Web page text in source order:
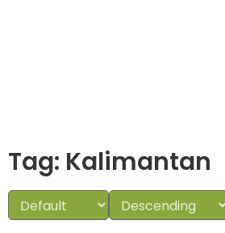
Tag: Kalimantan